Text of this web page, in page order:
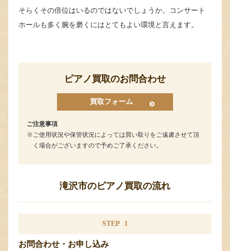
そらくその倍位はいるのではないでしょうか。コンサート
ホールも多く腕を磨くにはとてもよい環境と言えます。
ピアノ買取のお問合わせ
買取フォーム
ご注意事項
ご使用状況や保管状況によっては買い取りをご遠慮させて頂
く場合がございますので予めご了承ください。
滝沢市のピアノ買取の流れ
STEP 1
お問合わせ・お申し込み